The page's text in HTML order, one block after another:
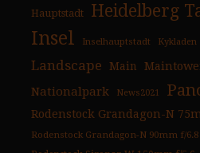
Hauptstadt Heidelberg
Insel Inselhauptstadt Kykladen
Landscape Main
Nationalpark News2021
Rodenstock Grandagon-N
Rodenstock Grandagon-N 90mm f/6.8